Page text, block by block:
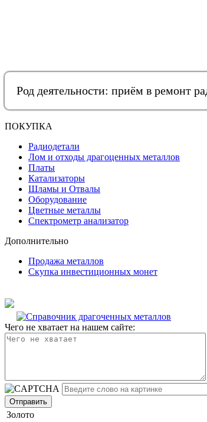
Род деятельности: приём в ремонт
ПОКУПКА
Радиодетали
Лом и отходы драгоценных металлов
Платы
Катализаторы
Шламы и Отвалы
Оборудование
Цветные металлы
Спектрометр анализатор
Дополнительно
Продажа металлов
Скупка инвестиционных монет
Чего не хватает на нашем сайте:
Золото